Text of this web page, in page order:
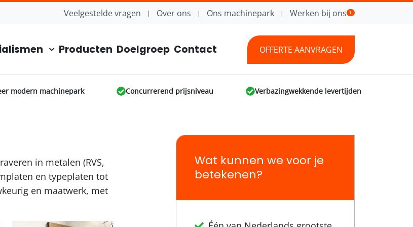
Veelgestelde vragen Over ons Ons machinepark Werken bij ons 1
Producten Doelgroep Contact OFFERTE AANVRAGEN
modern machinepark Concurrerend prijsniveau Verbazingwekkende levertijden
in metalen (RVS,
en typeplaten tot
en maatwerk, met
Wat kunnen we voor je
betekenen?